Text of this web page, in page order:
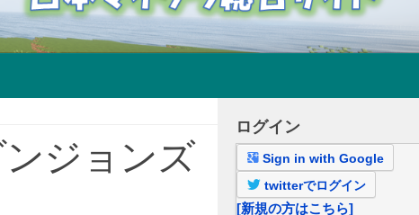
ンジョンズ
ログイン
Sign in with Google
twitterでログイン
[新規の方はこちら]